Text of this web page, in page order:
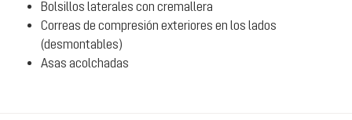
Bolsillos laterales con cremallera
Correas de compresión exteriores en los lados
(desmontables)
Asas acolchadas